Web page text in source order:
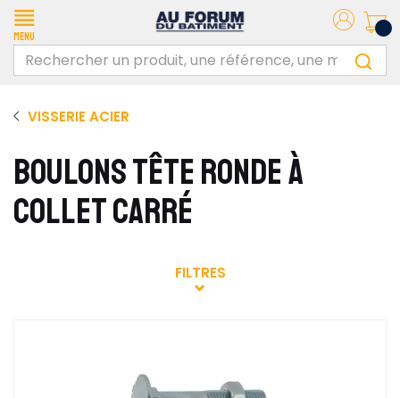
Menu
VISSERIE ACIER
BOULONS TÊTE RONDE À
COLLET CARRÉ
FILTRES